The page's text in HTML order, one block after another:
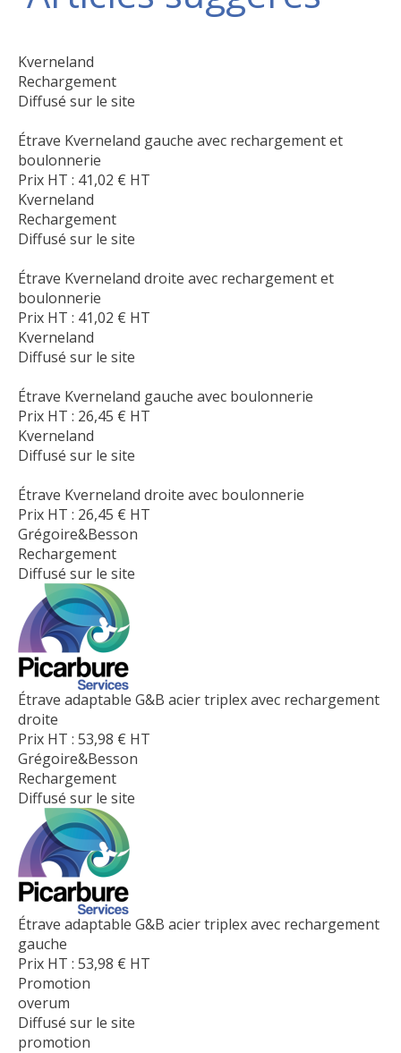
Kverneland
Rechargement
Diffusé sur le site
Étrave Kverneland gauche avec rechargement et
boulonnerie
Prix HT : 41,02 € HT
Kverneland
Rechargement
Diffusé sur le site
Étrave Kverneland droite avec rechargement et
boulonnerie
Prix HT : 41,02 € HT
Kverneland
Diffusé sur le site
Étrave Kverneland gauche avec boulonnerie
Prix HT : 26,45 € HT
Kverneland
Diffusé sur le site
Étrave Kverneland droite avec boulonnerie
Prix HT : 26,45 € HT
Grégoire&Besson
Rechargement
Diffusé sur le site
Étrave adaptable G&B acier triplex avec rechargement
droite
Prix HT : 53,98 € HT
Grégoire&Besson
Rechargement
Diffusé sur le site
Étrave adaptable G&B acier triplex avec rechargement
gauche
Prix HT : 53,98 € HT
Promotion
overum
Diffusé sur le site
promotion